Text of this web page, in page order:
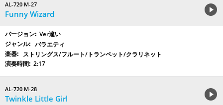
AL-720 M-27
Funny Wizard
Ver違い
バラエティ
ストリングス/フルート/トランペット/クラリネット
2:17
AL-720 M-28
Twinkle Little Girl